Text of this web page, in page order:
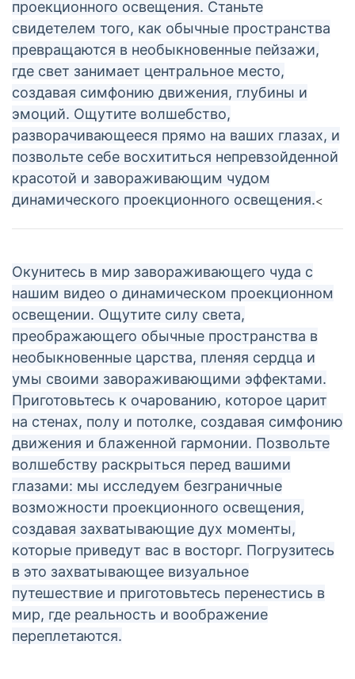
проекционного освещения. Станьте
свидетелем того, как обычные пространства
превращаются в необыкновенные пейзажи,
где свет занимает центральное место,
создавая симфонию движения, глубины и
эмоций. Ощутите волшебство,
разворачивающееся прямо на ваших глазах, и
позвольте себе восхититься непревзойденной
красотой и завораживающим чудом
динамического проекционного освещения.<
Окунитесь в мир завораживающего чуда с
нашим видео о динамическом проекционном
освещении. Ощутите силу света,
преображающего обычные пространства в
необыкновенные царства, пленяя сердца и
умы своими завораживающими эффектами.
Приготовьтесь к очарованию, которое царит
на стенах, полу и потолке, создавая симфонию
движения и блаженной гармонии. Позвольте
волшебству раскрыться перед вашими
глазами: мы исследуем безграничные
возможности проекционного освещения,
создавая захватывающие дух моменты,
которые приведут вас в восторг. Погрузитесь
в это захватывающее визуальное
путешествие и приготовьтесь перенестись в
мир, где реальность и воображение
переплетаются.